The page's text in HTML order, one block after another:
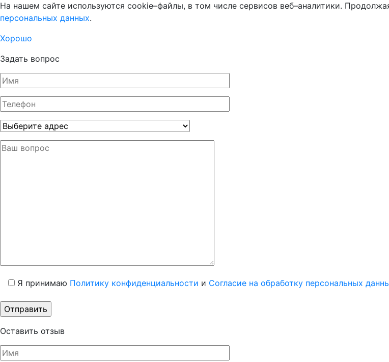
На нашем сайте используются cookie–файлы, в том числе сервисов веб–аналитики.
персональных данных.
Хорошо
Задать вопрос
Я принимаю Политику конфиденциальности и Согласие на обработку персональных
Оставить отзыв